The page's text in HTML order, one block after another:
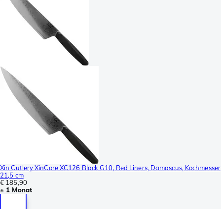
Xin Cutlery XinCore XC126 Black G10, Red Liners, Damascus, Kochmesser
21,5 cm
€ 185,90
± 1 Monat